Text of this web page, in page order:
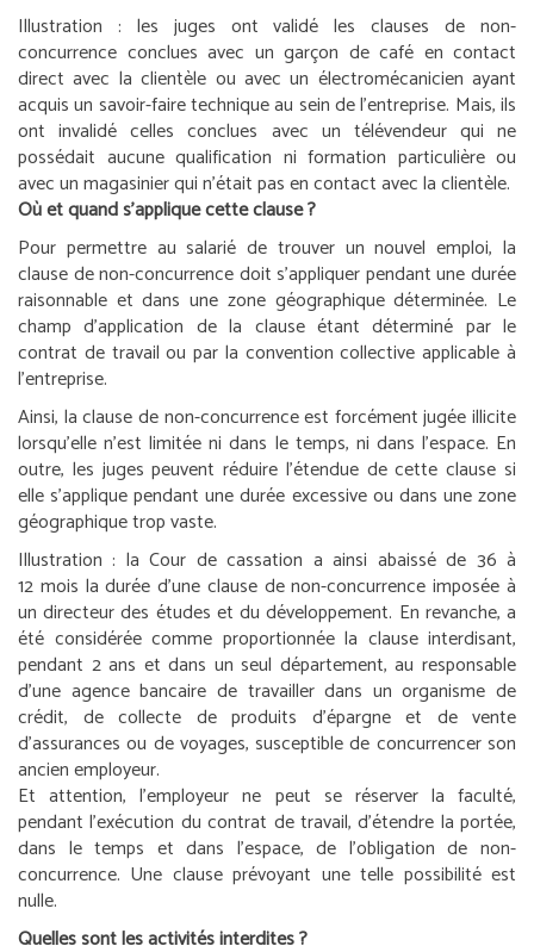
Illustration : les juges ont validé les clauses de non-
concurrence conclues avec un garçon de café en contact
direct avec la clientèle ou avec un électromécanicien ayant
acquis un savoir-faire technique au sein de l’entreprise. Mais, ils
ont invalidé celles conclues avec un télévendeur qui ne
possédait aucune qualification ni formation particulière ou
avec un magasinier qui n’était pas en contact avec la clientèle.
Où et quand s’applique cette clause ?
Pour permettre au salarié de trouver un nouvel emploi, la
clause de non-concurrence doit s’appliquer pendant une durée
raisonnable et dans une zone géographique déterminée. Le
champ d’application de la clause étant déterminé par le
contrat de travail ou par la convention collective applicable à
l’entreprise.
Ainsi, la clause de non-concurrence est forcément jugée illicite
lorsqu’elle n’est limitée ni dans le temps, ni dans l’espace. En
outre, les juges peuvent réduire l’étendue de cette clause si
elle s’applique pendant une durée excessive ou dans une zone
géographique trop vaste.
Illustration : la Cour de cassation a ainsi abaissé de 36 à
12 mois la durée d’une clause de non-concurrence imposée à
un directeur des études et du développement. En revanche, a
été considérée comme proportionnée la clause interdisant,
pendant 2 ans et dans un seul département, au responsable
d’une agence bancaire de travailler dans un organisme de
crédit, de collecte de produits d’épargne et de vente
d’assurances ou de voyages, susceptible de concurrencer son
ancien employeur.
Et attention, l’employeur ne peut se réserver la faculté,
pendant l’exécution du contrat de travail, d’étendre la portée,
dans le temps et dans l’espace, de l’obligation de non-
concurrence. Une clause prévoyant une telle possibilité est
nulle.
Quelles sont les activités interdites ?